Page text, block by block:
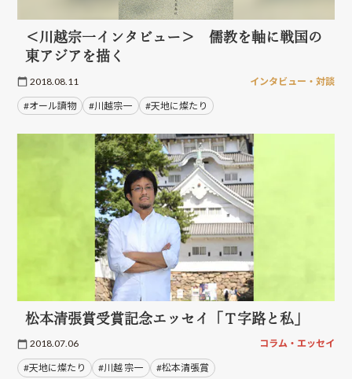
＜川越宗一インタビュー＞ 儒教を軸に戦国の
東アジアを描く
2018.08.11 インタビュー・対談
#オール讀物 #川越宗一 #天地に燦たり
松本清張賞受賞記念エッセイ「Ｔ字路と私」
2018.07.06 コラム・エッセイ
#天地に燦たり #川越 宗一 #松本清張賞